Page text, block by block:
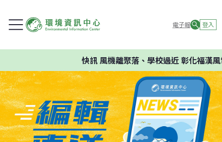
電子報 登入
快訊風機離聚落、學校過近 彰化福漢風